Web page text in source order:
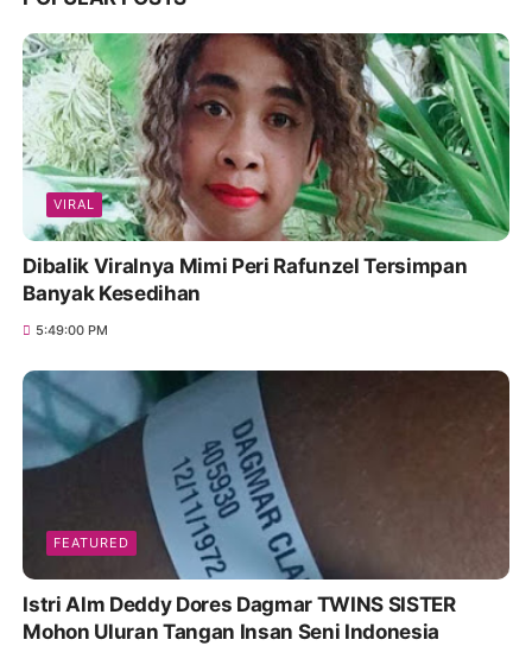
VIRAL
Dibalik Viralnya Mimi Peri Rafunzel Tersimpan
Banyak Kesedihan
5:49:00 PM
FEATURED
Istri Alm Deddy Dores Dagmar TWINS SISTER
Mohon Uluran Tangan Insan Seni Indonesia